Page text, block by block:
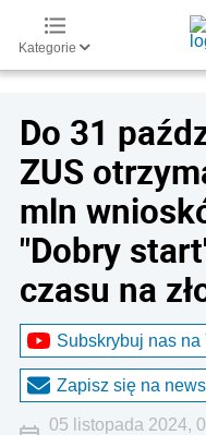
Kategorie
Do 31
ZUS
mln
"Dobry
czasu na
Subskrybuj nas na
Zapisz się na
05 listopada 2024,